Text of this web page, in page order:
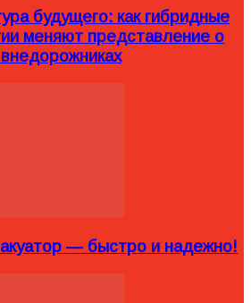
будущего: как гибридные
меняют представление о
— быстро и надежно!